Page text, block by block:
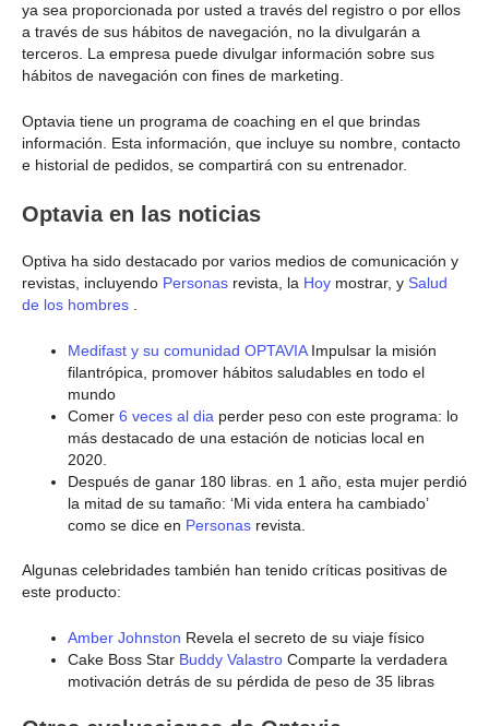
ya sea proporcionada por usted a través del registro o por ellos
a través de sus hábitos de navegación, no la divulgarán a
terceros. La empresa puede divulgar información sobre sus
hábitos de navegación con fines de marketing.
Optavia tiene un programa de coaching en el que brindas
información. Esta información, que incluye su nombre, contacto
e historial de pedidos, se compartirá con su entrenador.
Optavia en las noticias
Optiva ha sido destacado por varios medios de comunicación y
revistas, incluyendo Personas revista, la Hoy mostrar, y Salud
de los hombres
Medifast y su comunidad OPTAVIAImpulsar la misión
filantrópica, promover hábitos saludables en todo el
mundo
Comer 6 veces al dia perder peso con este programa: lo
más destacado de una estación de noticias local en
2020.
Después de ganar 180 libras. en 1 año, esta mujer perdió
la mitad de su tamaño: ‘Mi vida entera ha cambiado’
como se dice en Personas revista.
Algunas celebridades también han tenido críticas positivas de
este producto:
Amber Johnston Revela el secreto de su viaje físico
Cake Boss Star Buddy Valastro Comparte la verdadera
motivación detrás de su pérdida de peso de 35 libras